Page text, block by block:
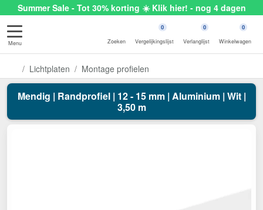
Summer Sale - Tot 30% korting ☀️ Klik hier! - nog 4 dagen
Menu Zoeken
0
Vergelijkingslijst
0
Verlanglijst
0
Winkelwagen
Lichtplaten Montage profielen
Mendig | Randprofiel | 12 - 15 mm | Aluminium | Wit |
3,50 m